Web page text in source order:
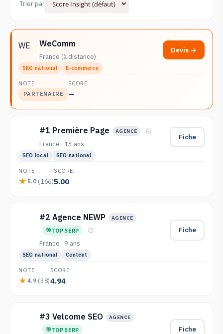
Trier par
WE WeComm
France (à distance)
Devis →
SEO national E-commerce
NOTE
PARTENAIRE
SCORE
—
#1 Première Page AGENCE
France · 13 ans
Fiche
SEO local SEO national
NOTE
5.0 (166)
SCORE
5.00
#2 Agence NEWP AGENCE
TOP SERP
France · 9 ans
Fiche
SEO national Content
NOTE
4.9 (38)
SCORE
4.94
#3 Velcome SEO AGENCE
TOP SERP Fiche